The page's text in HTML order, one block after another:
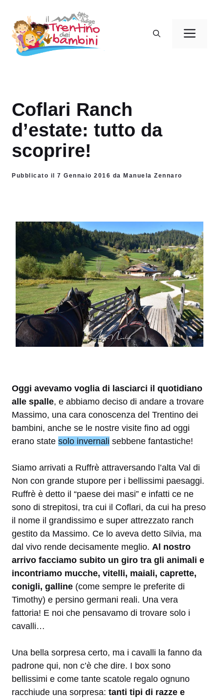
contenuto
Coflari Ranch
d’estate: tutto da
scoprire!
Pubblicato il 7 Gennaio 2016 da Manuela Zennaro
Oggi avevamo voglia di lasciarci il quotidiano
alle spalle, e abbiamo deciso di andare a trovare
Massimo, una cara conoscenza del Trentino dei
bambini, anche se le nostre visite fino ad oggi
erano state solo invernali sebbene fantastiche!
Siamo arrivati a Ruffrè attraversando l’alta Val di
Non con grande stupore per i bellissimi paesaggi.
Ruffrè è detto il “paese dei masi” e infatti ce ne
sono di strepitosi, tra cui il Coflari, da cui ha preso
il nome il grandissimo e super attrezzato ranch
gestito da Massimo. Ce lo aveva detto Silvia, ma
dal vivo rende decisamente meglio. Al nostro
arrivo facciamo subito un giro tra gli animali e
incontriamo mucche, vitelli, maiali, caprette,
conigli, galline (come sempre le preferite di
Timothy) e persino germani reali. Una vera
fattoria! E noi che pensavamo di trovare solo i
cavalli…
Una bella sorpresa certo, ma i cavalli la fanno da
padrone qui, non c’è che dire. I box sono
bellissimi e come tante scatole regalo ognuno
racchiude una sorpresa: tanti tipi di razze e